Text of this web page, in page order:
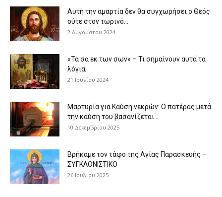
Αυτή την αμαρτία δεν θα συγχωρήσει ο Θεός
ούτε στον τωρινό...
2 Αυγούστου 2024
«Τα σα εκ των σων» – Τι σημαίνουν αυτά τα
λόγια;
21 Ιουνίου 2024
Μαρτυρία για Καύση νεκρών: Ο πατέρας μετά
την καύση του βασανίζεται...
10 Δεκεμβρίου 2025
Βρήκαμε τον τάφο της Αγίας Παρασκευής –
ΣΥΓΚΛΟΝΙΣΤΙΚΟ
26 Ιουλίου 2025